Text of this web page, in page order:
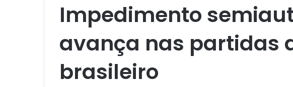
Impedimento
avança nas partidas
brasileiro